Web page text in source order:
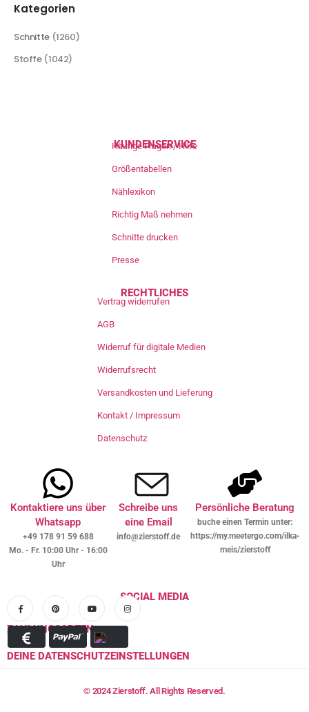
Kategorien
Schnitte (1260)
Stoffe (1042)
KUNDENSERVICE
Häufige Fragen / Hilfe
Größentabellen
Nählexikon
Richtig Maß nehmen
Schnitte drucken
Presse
RECHTLICHES
Vertrag widerrufen
AGB
Widerruf für digitale Medien
Widerrufsrecht
Versandkosten und Lieferung
Kontakt / Impressum
Datenschutz
Kontaktiere uns über
Whatsapp
+49 178 91 59 688
Mo. - Fr. 10:00 Uhr - 16:00
Uhr
Schreibe uns
eine Email
info@zierstoff.de
Persönliche Beratung
buche einen Termin unter:
https://my.meetergo.com/ilka-
meis/zierstoff
SOCIAL MEDIA
ZAHLUNGSARTEN
DEINE DATENSCHUTZEINSTELLUNGEN
© 2024 Zierstoff. All Rights Reserved.